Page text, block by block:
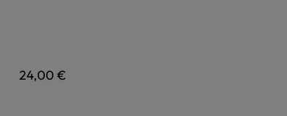
Regulärer Preis:
24,00 €